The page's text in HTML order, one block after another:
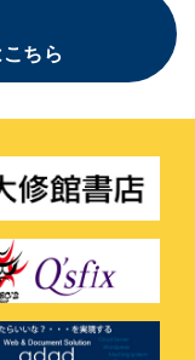
ちら